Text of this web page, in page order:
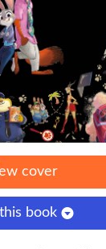
cover
book